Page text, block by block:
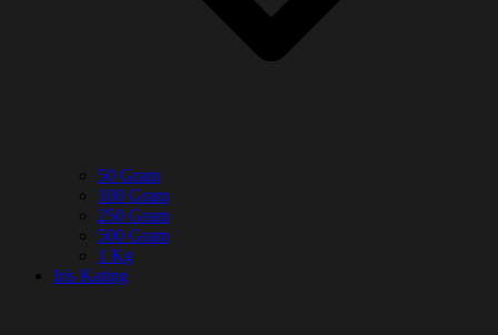
50 Gram
100 Gram
250 Gram
500 Gram
1 Kg
Iris Kating